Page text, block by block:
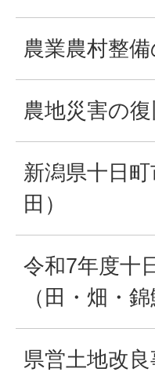
農業農村整
農地災害の
新潟県十日
田）
令和7年度十
（田・畑・
県営土地改